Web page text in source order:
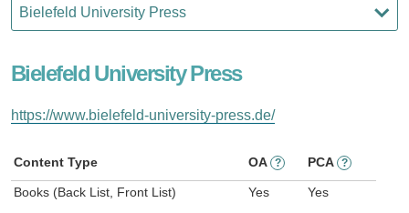
Bielefeld University Press
https://www.bielefeld-university-press.de/
Content Type OA ? PCA ?
Books (Back List, Front List) Yes Yes